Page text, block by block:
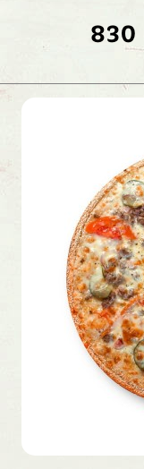
830